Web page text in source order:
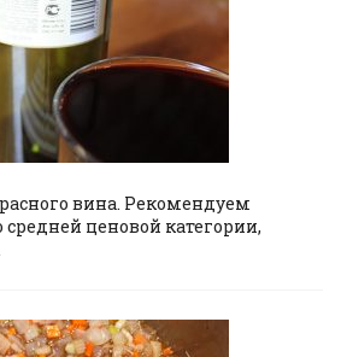
вина. Рекомендуем
ценовой категории,